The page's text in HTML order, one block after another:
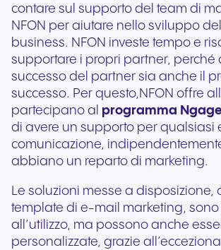
contare sul supporto del team di
NFON per aiutare nello sviluppo
business. NFON investe tempo e
supportare i propri partner, perché
successo del partner sia anche il
successo. Per questo,NFON offre
partecipano al programma
di avere un supporto per qualsiasi
comunicazione,
abbiano un reparto di marketing.
Le soluzioni messe a disposizione,
template di e-mail marketing,
all’utilizzo, ma possono anche
personalizzate, grazie